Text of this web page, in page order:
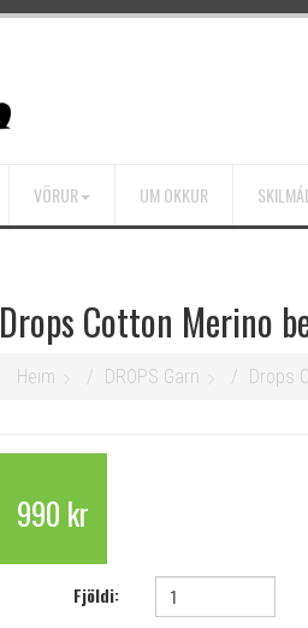
VÖRUR UM OKKUR
Drops Cotton Merino
Heim DROPS Garn Drops
990 kr
Fjöldi: